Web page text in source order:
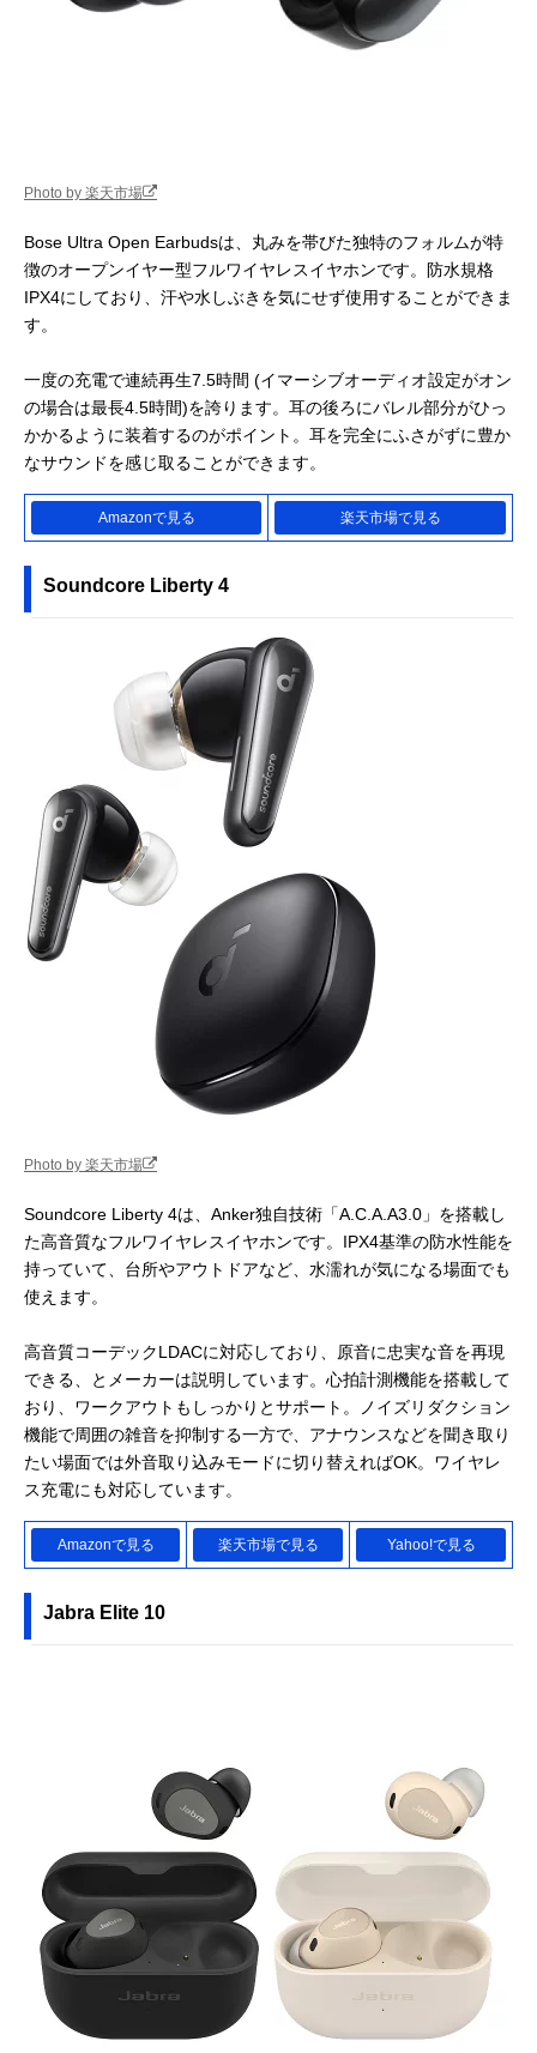
Photo by 楽天市場
Bose Ultra Open Earbudsは、丸みを帯びた独特のフォルムが特
徴のオープンイヤー型フルワイヤレスイヤホンです。防水規格
IPX4にしており、汗や水しぶきを気にせず使用することができま
す。
一度の充電で連続再生7.5時間 (イマーシブオーディオ設定がオン
の場合は最長4.5時間)を誇ります。耳の後ろにバレル部分がひっ
かかるように装着するのがポイント。耳を完全にふさがずに豊か
なサウンドを感じ取ることができます。
Amazonで見る 楽天市場で見る
Soundcore Liberty 4
Photo by 楽天市場
Soundcore Liberty 4は、Anker独⾃技術「A.C.A.A3.0」を搭載し
た高音質なフルワイヤレスイヤホンです。IPX4基準の防水性能を
持っていて、台所やアウトドアなど、水濡れが気になる場面でも
使えます。
高音質コーデックLDACに対応しており、原音に忠実な音を再現
できる、とメーカーは説明しています。心拍計測機能を搭載して
おり、ワークアウトもしっかりとサポート。ノイズリダクション
機能で周囲の雑音を抑制する一方で、アナウンスなどを聞き取り
たい場面では外音取り込みモードに切り替えればOK。ワイヤレ
ス充電にも対応しています。
Amazonで見る 楽天市場で見る Yahoo!で見る
Jabra Elite 10